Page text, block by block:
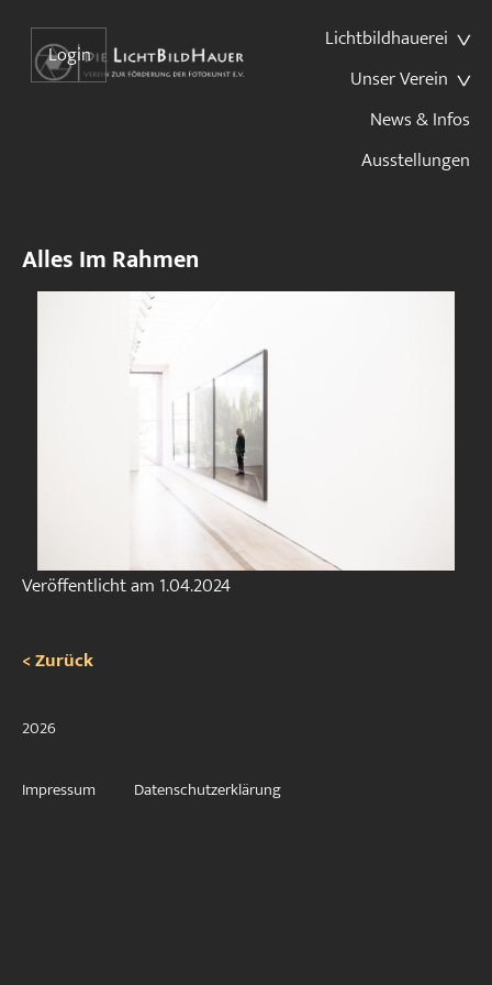
Lichtbildhauerei
Unser Verein
News & Infos
Ausstellungen
Login
Alles Im Rahmen
Veröffentlicht am 1.04.2024
< Zurück
2026
Impressum Datenschutzerklärung